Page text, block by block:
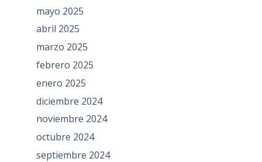
mayo 2025
abril 2025
marzo 2025
febrero 2025
enero 2025
diciembre 2024
noviembre 2024
octubre 2024
septiembre 2024